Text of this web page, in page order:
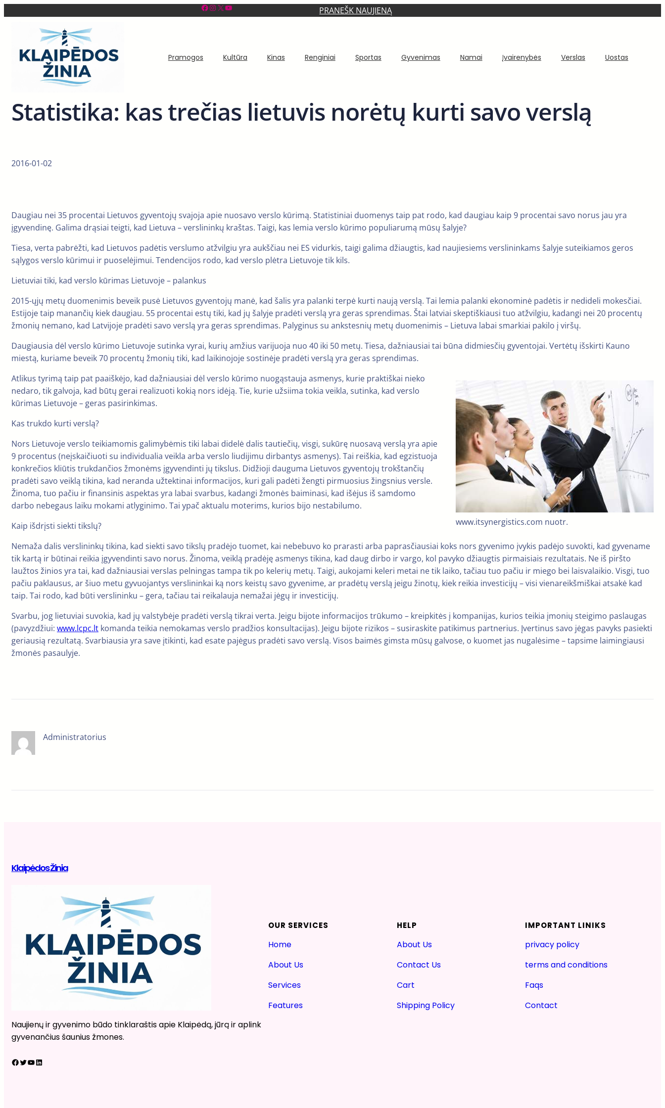
Facebook InstagramX YouTube PRANEŠK NAUJIENĄ
Pramogos Kultūra Kinas Renginiai Sportas Gyvenimas Namai Įvairenybės Verslas Uostas
Statistika: kas trečias lietuvis norėtų kurti savo verslą
2016-01-02
Daugiau nei 35 procentai Lietuvos gyventojų svajoja apie nuosavo verslo kūrimą. Statistiniai duomenys taip pat rodo, kad daugiau kaip 9 procentai savo norus jau yra
įgyvendinę. Galima drąsiai teigti, kad Lietuva – verslininkų kraštas. Taigi, kas lemia verslo kūrimo populiarumą mūsų šalyje?
Tiesa, verta pabrėžti, kad Lietuvos padėtis verslumo atžvilgiu yra aukščiau nei ES vidurkis, taigi galima džiaugtis, kad naujiesiems verslininkams šalyje suteikiamos geros
sąlygos verslo kūrimui ir puoselėjimui. Tendencijos rodo, kad verslo plėtra Lietuvoje tik kils.
Lietuviai tiki, kad verslo kūrimas Lietuvoje – palankus
2015-ųjų metų duomenimis beveik pusė Lietuvos gyventojų manė, kad šalis yra palanki terpė kurti naują verslą. Tai lemia palanki ekonominė padėtis ir nedideli mokesčiai.
Estijoje taip manančių kiek daugiau. 55 procentai estų tiki, kad jų šalyje pradėti verslą yra geras sprendimas. Štai latviai skeptiškiausi tuo atžvilgiu, kadangi nei 20 procentų
žmonių nemano, kad Latvijoje pradėti savo verslą yra geras sprendimas. Palyginus su ankstesnių metų duomenimis – Lietuva labai smarkiai pakilo į viršų.
Daugiausia dėl verslo kūrimo Lietuvoje sutinka vyrai, kurių amžius varijuoja nuo 40 iki 50 metų. Tiesa, dažniausiai tai būna didmiesčių gyventojai. Vertėtų išskirti Kauno
miestą, kuriame beveik 70 procentų žmonių tiki, kad laikinojoje sostinėje pradėti verslą yra geras sprendimas.
www.itsynergistics.com nuotr.
Atlikus tyrimą taip pat paaiškėjo, kad dažniausiai dėl verslo kūrimo nuogąstauja asmenys, kurie praktiškai nieko
nedaro, tik galvoja, kad būtų gerai realizuoti kokią nors idėją. Tie, kurie užsiima tokia veikla, sutinka, kad verslo
kūrimas Lietuvoje – geras pasirinkimas.
Kas trukdo kurti verslą?
Nors Lietuvoje verslo teikiamomis galimybėmis tiki labai didelė dalis tautiečių, visgi, sukūrę nuosavą verslą yra apie
9 procentus (neįskaičiuoti su individualia veikla arba verslo liudijimu dirbantys asmenys). Tai reiškia, kad egzistuoja
konkrečios kliūtis trukdančios žmonėms įgyvendinti jų tikslus. Didžioji dauguma Lietuvos gyventojų trokštančių
pradėti savo veiklą tikina, kad neranda užtektinai informacijos, kuri gali padėti žengti pirmuosius žingsnius versle.
Žinoma, tuo pačiu ir finansinis aspektas yra labai svarbus, kadangi žmonės baiminasi, kad išėjus iš samdomo
darbo nebegaus laiku mokami atlyginimo. Tai ypač aktualu moterims, kurios bijo nestabilumo.
Kaip išdrįsti siekti tikslų?
Nemaža dalis verslininkų tikina, kad siekti savo tikslų pradėjo tuomet, kai nebebuvo ko prarasti arba paprasčiausiai koks nors gyvenimo įvykis padėjo suvokti, kad gyvename
tik kartą ir būtinai reikia įgyvendinti savo norus. Žinoma, veiklą pradėję asmenys tikina, kad daug dirbo ir vargo, kol pavyko džiaugtis pirmaisiais rezultatais. Ne iš piršto
laužtos žinios yra tai, kad dažniausiai verslas pelningas tampa tik po kelerių metų. Taigi, aukojami keleri metai ne tik laiko, tačiau tuo pačiu ir miego bei laisvalaikio. Visgi, tuo
pačiu paklausus, ar šiuo metu gyvuojantys verslininkai ką nors keistų savo gyvenime, ar pradėtų verslą jeigu žinotų, kiek reikia investicijų – visi vienareikšmiškai atsakė kad
taip. Tai rodo, kad būti verslininku – gera, tačiau tai reikalauja nemažai jėgų ir investicijų.
Svarbu, jog lietuviai suvokia, kad jų valstybėje pradėti verslą tikrai verta. Jeigu bijote informacijos trūkumo – kreipkitės į kompanijas, kurios teikia įmonių steigimo paslaugas
(pavyzdžiui: www.lcpc.lt komanda teikia nemokamas verslo pradžios konsultacijas). Jeigu bijote rizikos – susiraskite patikimus partnerius. Įvertinus savo jėgas pavyks pasiekti
geriausią rezultatą. Svarbiausia yra save įtikinti, kad esate pajėgus pradėti savo verslą. Visos baimės gimsta mūsų galvose, o kuomet jas nugalėsime – tapsime laimingiausi
žmonės pasaulyje.
Administratorius
Klaipėdos Žinia
Naujienų ir gyvenimo būdo tinklaraštis apie Klaipėdą, jūrą ir aplink
gyvenančius šaunius žmones.
Facebook Twitter YouTube LinkedIn
OUR SERVICES
Home
About Us
Services
Features
HELP
About Us
Contact Us
Cart
Shipping Policy
IMPORTANT LINIKS
privacy policy
terms and conditions
Faqs
Contact